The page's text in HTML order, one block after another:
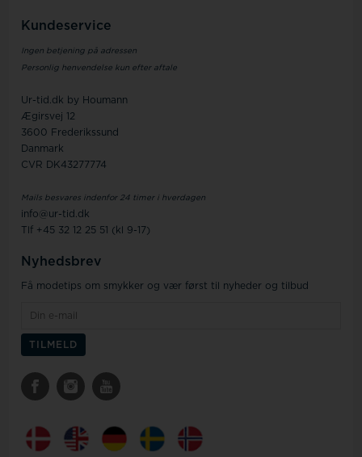
Kundeservice
Ingen betjening på adressen
Personlig henvendelse kun efter aftale
Ur-tid.dk by Houmann
Ægirsvej 12
3600 Frederikssund
Danmark
CVR DK43277774
Mails besvares indenfor 24 timer i hverdagen
info@ur-tid.dk
Tlf +45 32 12 25 51 (kl 9-17)
Nyhedsbrev
Få modetips om smykker og vær først til nyheder og tilbud